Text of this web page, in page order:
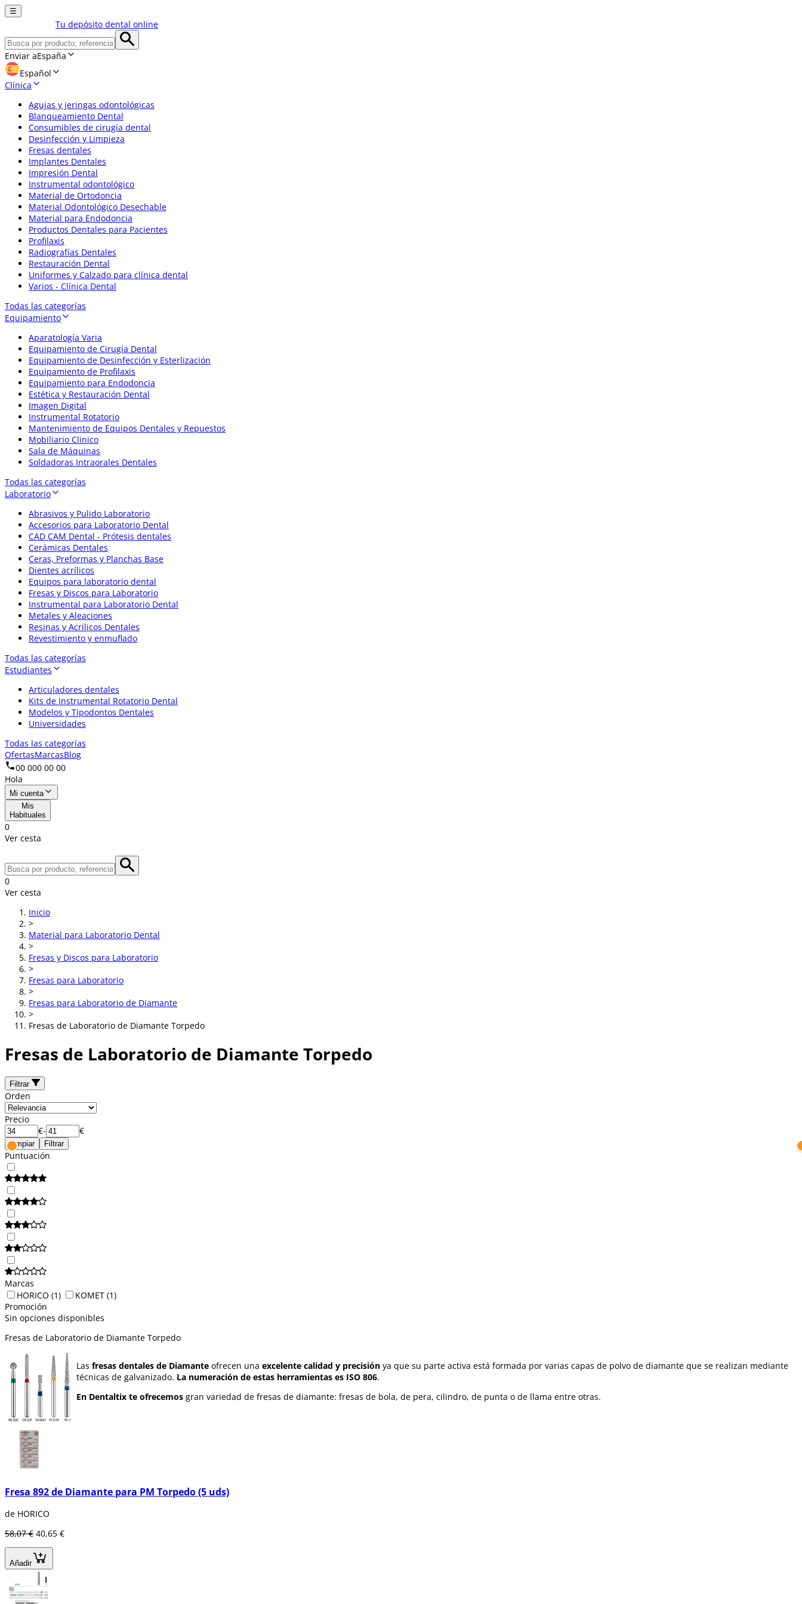
☰
Tu depósito dental online
Enviar aEspaña
Español
Clínica
Agujas y jeringas odontológicas
Blanqueamiento Dental
Consumibles de cirugía dental
Desinfección y Limpieza
Fresas dentales
Implantes Dentales
Impresión Dental
Instrumental odontológico
Material de Ortodoncia
Material Odontológico Desechable
Material para Endodoncia
Productos Dentales para Pacientes
Profilaxis
Radiografías Dentales
Restauración Dental
Uniformes y Calzado para clínica dental
Varios - Clínica Dental
Todas las categorías
Equipamiento
Aparatología Varia
Equipamiento de Cirugía Dental
Equipamiento de Desinfección y Esterlización
Equipamiento de Profilaxis
Equipamiento para Endodoncia
Estética y Restauración Dental
Imagen Digital
Instrumental Rotatorio
Mantenimiento de Equipos Dentales y Repuestos
Mobiliario Clinico
Sala de Máquinas
Soldadoras Intraorales Dentales
Todas las categorías
Laboratorio
Abrasivos y Pulido Laboratorio
Accesorios para Laboratorio Dental
CAD CAM Dental - Prótesis dentales
Cerámicas Dentales
Ceras, Preformas y Planchas Base
Dientes acrílicos
Equipos para laboratorio dental
Fresas y Discos para Laboratorio
Instrumental para Laboratorio Dental
Metales y Aleaciones
Resinas y Acrílicos Dentales
Revestimiento y enmuflado
Todas las categorías
Estudiantes
Articuladores dentales
Kits de Instrumental Rotatorio Dental
Modelos y Tipodontos Dentales
Universidades
Todas las categorías
OfertasMarcasBlog
00 000 00 00
Hola
Mi cuenta
Mis
Habituales
0
Ver cesta
0
Ver cesta
Inicio
>
Material para Laboratorio Dental
>
Fresas y Discos para Laboratorio
>
Fresas para Laboratorio
>
Fresas para Laboratorio de Diamante
>
Fresas de Laboratorio de Diamante Torpedo
Fresas de Laboratorio de Diamante Torpedo
Filtrar
Orden
Precio
€- €
Limpiar Filtrar
Puntuación
Marcas
HORICO (1) KOMET (1)
Promoción
Sin opciones disponibles
Fresas de Laboratorio de Diamante Torpedo
Las fresas dentales de Diamante ofrecen una excelente calidad y precisión ya que su parte activa está formada por varias capas de polvo de diamante que se realizan mediante
técnicas de galvanizado. La numeración de estas herramientas es ISO 806.
En Dentaltix te ofrecemos gran variedad de fresas de diamante: fresas de bola, de pera, cilindro, de punta o de llama entre otras.
Fresa 892 de Diamante para PM Torpedo (5 uds)
de HORICO
58,07 € 40,65 €
Añadir